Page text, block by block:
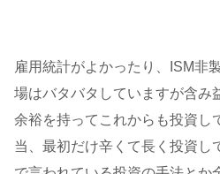
雇用統計がよかったり、ISM非
場はバタバタしていますが含み
余裕を持ってこれからも投資し
当、最初だけ辛くて長く投資し